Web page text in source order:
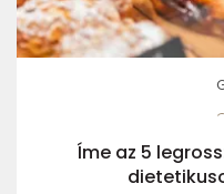
Íme az 5